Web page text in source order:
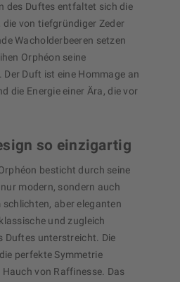
des Duftes entfaltet sich die
von tiefgründiger Zeder
Wacholderbeeren setzen
Orphéon seine
Duft ist eine Hommage an
die Energie einer Ära, die vor
so einzigartig
besticht durch seine
modern, sondern auch
aber eleganten
und zugleich
Duftes unterstreicht. Die
perfekte Symmetrie
von Raffinesse. Das